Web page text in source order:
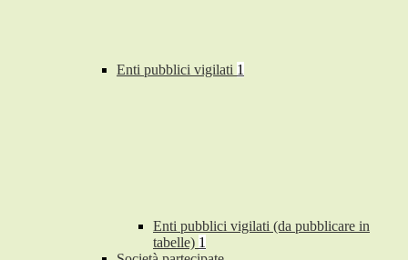
Enti pubblici vigilati 1
Enti pubblici vigilati (da pubblicare in
tabelle) 1